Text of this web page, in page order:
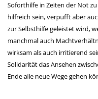
Soforthilfe in Zeiten der Not
hilfreich sein, verpufft aber
zur Selbsthilfe geleistet wird,
manchmal auch
wirksam als auch irritierend
Solidarität das Ansehen
Ende alle neue Wege gehen